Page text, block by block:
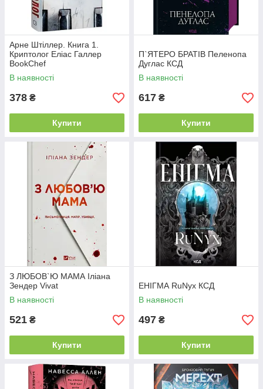
Арне Штіллер. Книга 1.
Криптолог Еліас Галлер
BookChef
В наявності
378 ₴
Купити
П`ЯТЕРО БРАТІВ Пеленопа
Дуглас КСД
В наявності
617 ₴
Купити
З ЛЮБОВ`Ю МАМА Іліана
Зендер Vivat
В наявності
521 ₴
Купити
ЕНІГМА RuNyx КСД
В наявності
497 ₴
Купити